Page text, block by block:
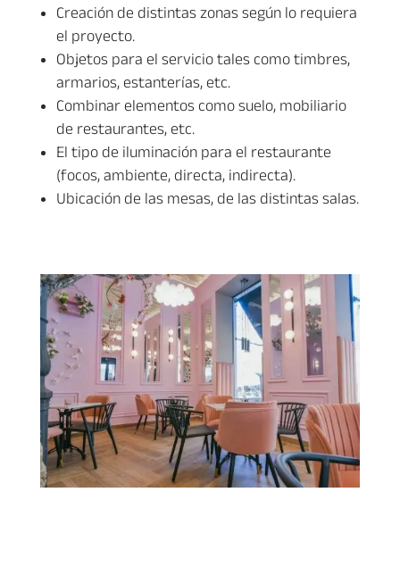
Creación de distintas zonas según lo requiera
el proyecto.
Objetos para el servicio tales como timbres,
armarios, estanterías, etc.
Combinar elementos como suelo, mobiliario
de restaurantes, etc.
El tipo de iluminación para el restaurante
(focos, ambiente, directa, indirecta).
Ubicación de las mesas, de las distintas salas.